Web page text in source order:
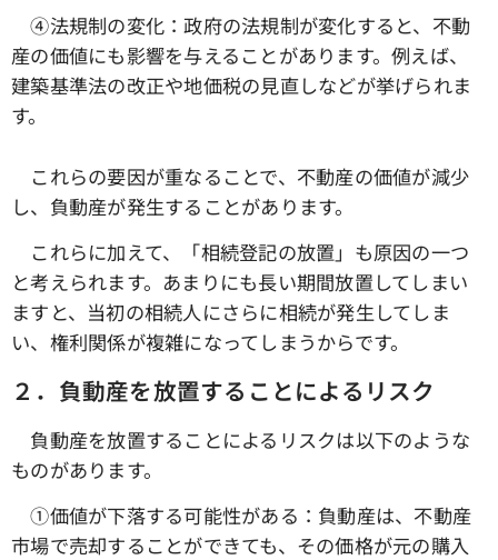
④法規制の変化：政府の法規制が変化すると、不動
産の価値にも影響を与えることがあります。例えば、
建築基準法の改正や地価税の見直しなどが挙げられま
す。
これらの要因が重なることで、不動産の価値が減少
し、負動産が発生することがあります。
これらに加えて、「相続登記の放置」も原因の一つ
と考えられます。あまりにも長い期間放置してしまい
ますと、当初の相続人にさらに相続が発生してしま
い、権利関係が複雑になってしまうからです。
２．負動産を放置することによるリスク
負動産を放置することによるリスクは以下のような
ものがあります。
①価値が下落する可能性がある：負動産は、不動産
市場で売却することができても、その価格が元の購入